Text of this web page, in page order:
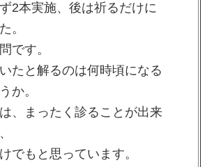
2本実施、後は祈るだけに
。
です。
たと解るのは何時頃になる
か。
、まったく診ることが出来
でもと思っています。